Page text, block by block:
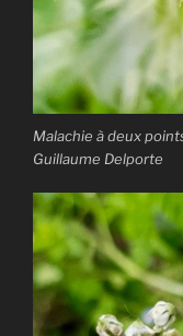
Malachie à deux
Guillaume Delporte